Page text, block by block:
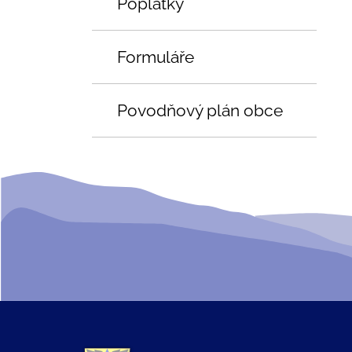
Formuláře
Povodňový plán obce